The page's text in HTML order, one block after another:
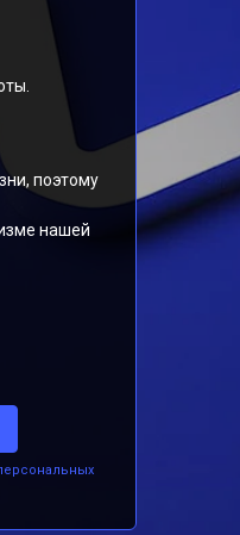
поэтому
нашей